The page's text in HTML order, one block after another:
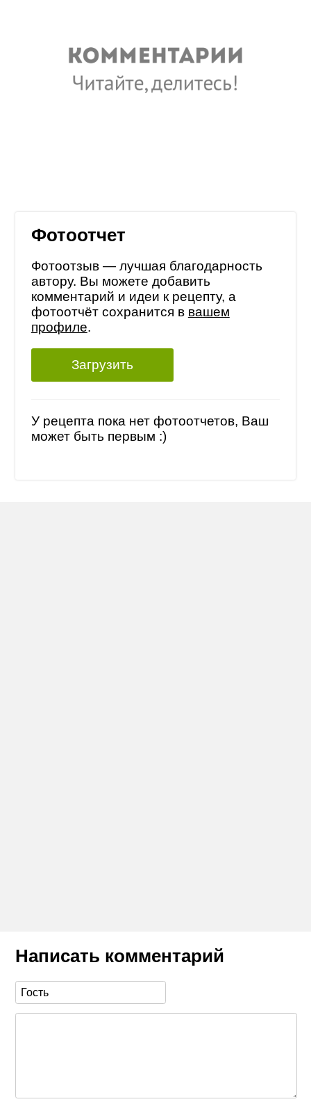
Фотоотчет
Фотоотзыв — лучшая благодарность
автору. Вы можете добавить
комментарий и идеи к рецепту, а
фотоотчёт сохранится в вашем
профиле.
Загрузить
У рецепта пока нет фотоотчетов, Ваш
может быть первым :)
Написать комментарий